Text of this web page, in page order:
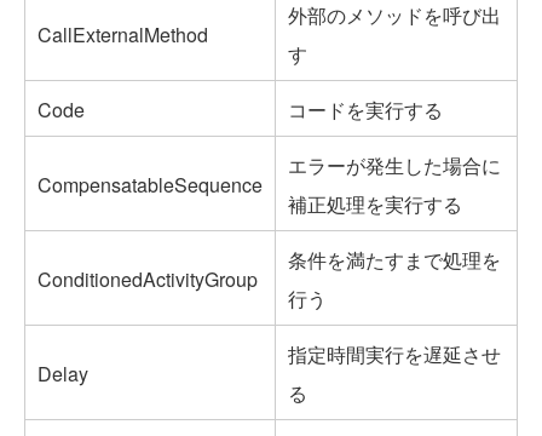
CallExternalMethod
外部のメソッドを呼び出
す
Code
コードを実行する
CompensatableSequence
エラーが発生した場合に
補正処理を実行する
ConditionedActivityGroup
条件を満たすまで処理を
行う
Delay
指定時間実行を遅延させ
る